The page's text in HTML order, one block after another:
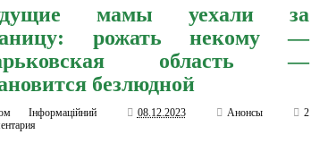
мамы уехали за
рожать некому —
область —
безлюдной
Інформаційний 08.12.2023 Анонсы
2